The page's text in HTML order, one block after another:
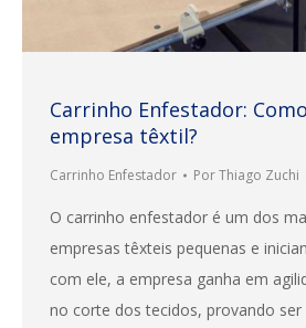
Carrinho Enfestador:
empresa têxtil?
Carrinho Enfestador PorThiago Zuchi
O carrinho enfestador é um dos
empresas têxteis pequenas e
com ele, a empresa ganha em
no corte dos tecidos, provando ser